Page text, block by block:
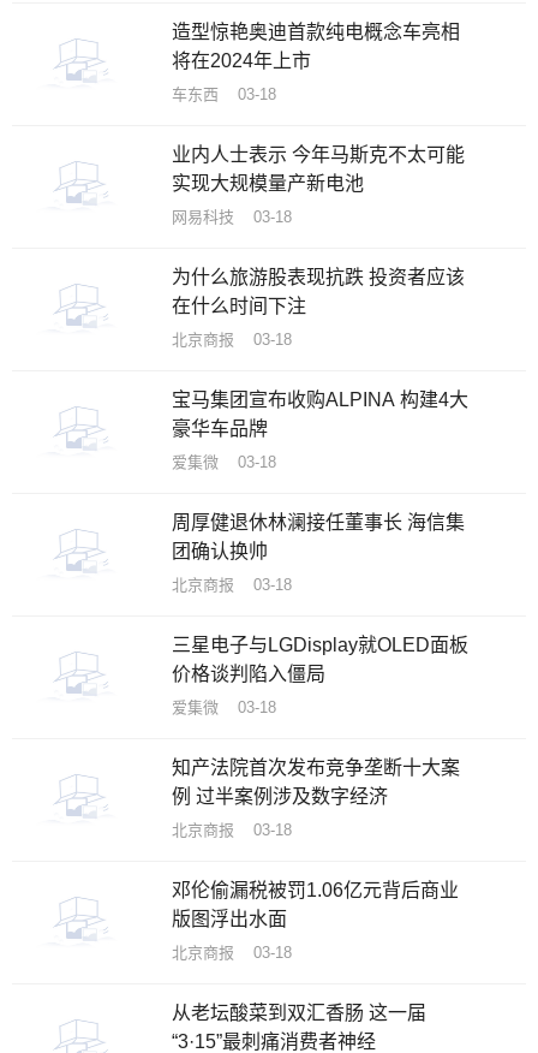
造型惊艳奥迪首款纯电概念车亮相
将在2024年上市
车东西 03-18
业内人士表示 今年马斯克不太可能
实现大规模量产新电池
网易科技 03-18
为什么旅游股表现抗跌 投资者应该
在什么时间下注
北京商报 03-18
宝马集团宣布收购ALPINA 构建4大
豪华车品牌
爱集微 03-18
周厚健退休林澜接任董事长 海信集
团确认换帅
北京商报 03-18
三星电子与LGDisplay就OLED面板
价格谈判陷入僵局
爱集微 03-18
知产法院首次发布竞争垄断十大案
例 过半案例涉及数字经济
北京商报 03-18
邓伦偷漏税被罚1.06亿元背后商业
版图浮出水面
北京商报 03-18
从老坛酸菜到双汇香肠 这一届
“3·15”最刺痛消费者神经